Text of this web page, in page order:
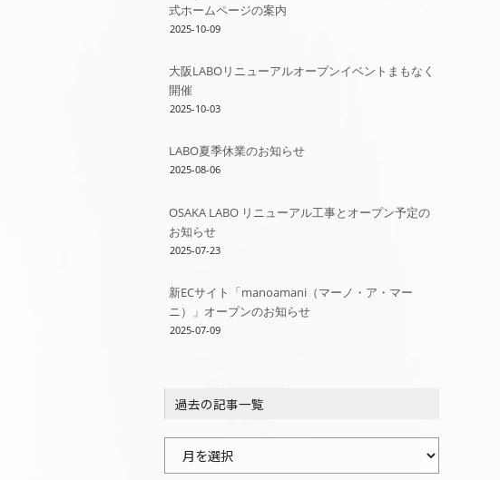
式ホームページの案内
2025-10-09
大阪LABOリニューアルオープンイベントまもなく
開催
2025-10-03
LABO夏季休業のお知らせ
2025-08-06
OSAKA LABO リニューアル工事とオープン予定の
お知らせ
2025-07-23
新ECサイト「manoamani（マーノ・ア・マー
ニ）」オープンのお知らせ
2025-07-09
過去の記事一覧
去